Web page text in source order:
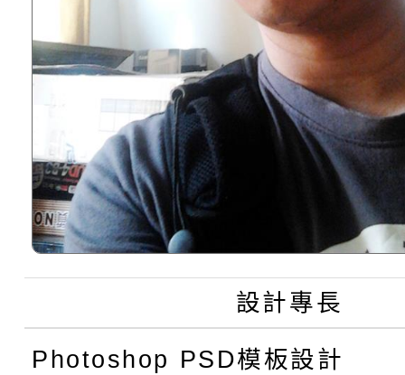
設計專長
Photoshop PSD模板設計